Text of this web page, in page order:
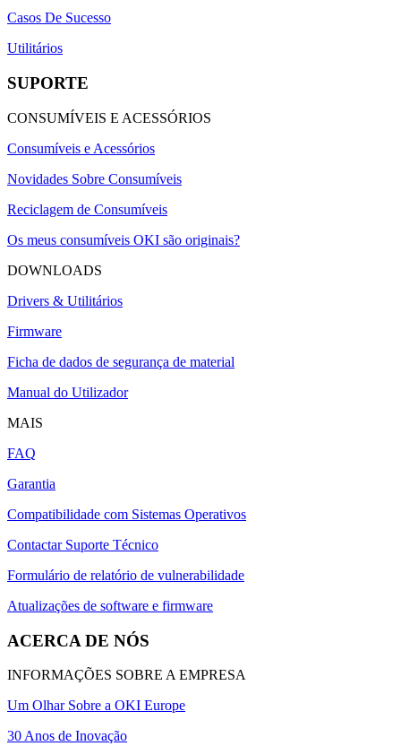
Casos De Sucesso
Utilitários
SUPORTE
CONSUMÍVEIS E ACESSÓRIOS
Consumíveis e Acessórios
Novidades Sobre Consumíveis
Reciclagem de Consumíveis
Os meus consumíveis OKI são originais?
DOWNLOADS
Drivers & Utilitários
Firmware
Ficha de dados de segurança de material
Manual do Utilizador
MAIS
FAQ
Garantia
Compatibilidade com Sistemas Operativos
Contactar Suporte Técnico
Formulário de relatório de vulnerabilidade
Atualizações de software e firmware
ACERCA DE NÓS
INFORMAÇÕES SOBRE A EMPRESA
Um Olhar Sobre a OKI Europe
30 Anos de Inovação